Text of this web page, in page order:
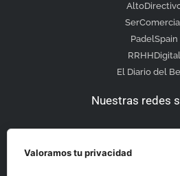
PadelSpain
RRHHDigital
El Diario del
Nuestras redes
Valoramos tu privacidad